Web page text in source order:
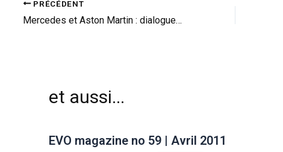
PRÉCÉDENT
Mercedes et Aston Martin : dialogue au point mort
et aussi...
EVO magazine no 59 | Avril 2011